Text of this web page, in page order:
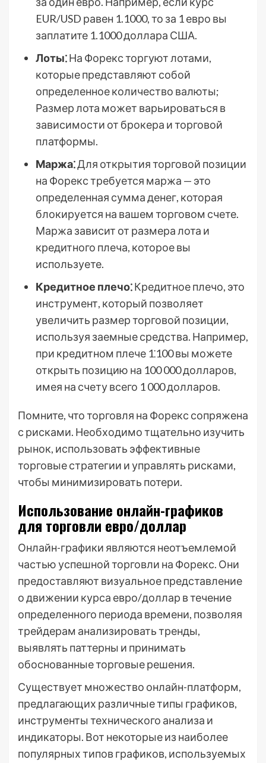
EUR/USD равен 1.1000, то за 1 евро вы
заплатите 1.1000 доллара США.
Лоты⁚На Форекс торгуют лотами,
которые представляют собой
определенное количество валюты;
Размер лота может варьироваться в
зависимости от брокера и торговой
платформы.
Маржа⁚Для открытия торговой позиции
на Форекс требуется маржа — это
определенная сумма денег, которая
блокируется на вашем торговом счете.
Маржа зависит от размера лота и
кредитного плеча, которое вы
используете.
Кредитное плечо⁚Кредитное плечо, это
инструмент, который позволяет
увеличить размер торговой позиции,
используя заемные средства. Например,
при кредитном плече 1⁚100 вы можете
открыть позицию на 100 000 долларов,
имея на счету всего 1 000 долларов.
Помните, что торговля на Форекс сопряжена
с рисками. Необходимо тщательно изучить
рынок, использовать эффективные
торговые стратегии и управлять рисками,
чтобы минимизировать потери.
Использование онлайн-графиков
для торговли евро/доллар
Онлайн-графики являются неотъемлемой
частью успешной торговли на Форекс. Они
предоставляют визуальное представление
о движении курса евро/доллар в течение
определенного периода времени, позволяя
трейдерам анализировать тренды,
выявлять паттерны и принимать
обоснованные торговые решения.
Существует множество онлайн-платформ,
предлагающих различные типы графиков,
инструменты технического анализа и
индикаторы. Вот некоторые из наиболее
популярных типов графиков, используемых